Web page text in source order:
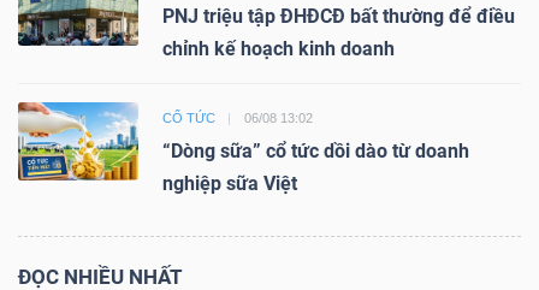
PNJ triệu tập ĐHĐCĐ bất thường để điều
chỉnh kế hoạch kinh doanh
CỔ TỨC 06/08 13:02
“Dòng sữa” cổ tức dồi dào từ doanh
nghiệp sữa Việt
ĐỌC NHIỀU NHẤT